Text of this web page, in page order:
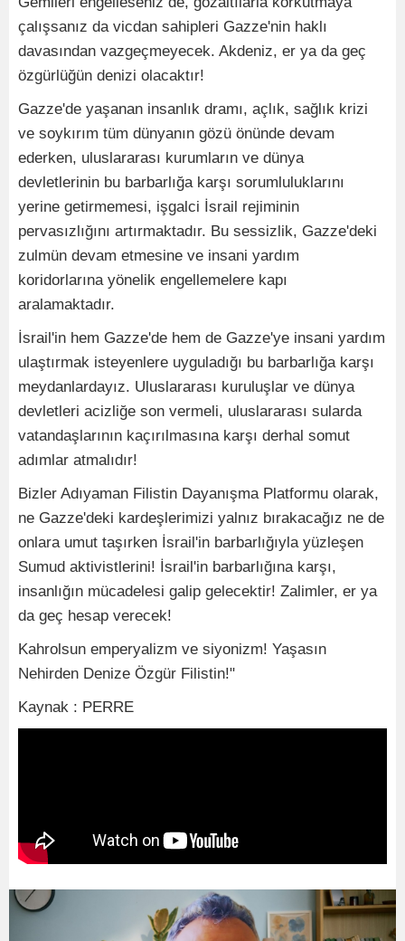
çalışsanız da vicdan sahipleri Gazze'nin haklı
davasından vazgeçmeyecek. Akdeniz, er ya da geç
özgürlüğün denizi olacaktır!
Gazze'de yaşanan insanlık dramı, açlık, sağlık krizi
ve soykırım tüm dünyanın gözü önünde devam
ederken, uluslararası kurumların ve dünya
devletlerinin bu barbarlığa karşı sorumluluklarını
yerine getirmemesi, işgalci İsrail rejiminin
pervasızlığını artırmaktadır. Bu sessizlik, Gazze'deki
zulmün devam etmesine ve insani yardım
koridorlarına yönelik engellemelere kapı
aralamaktadır.
İsrail'in hem Gazze'de hem de Gazze'ye insani yardım
ulaştırmak isteyenlere uyguladığı bu barbarlığa karşı
meydanlardayız. Uluslararası kuruluşlar ve dünya
devletleri acizliğe son vermeli, uluslararası sularda
vatandaşlarının kaçırılmasına karşı derhal somut
adımlar atmalıdır!
Bizler Adıyaman Filistin Dayanışma Platformu olarak,
ne Gazze'deki kardeşlerimizi yalnız bırakacağız ne de
onlara umut taşırken İsrail'in barbarlığıyla yüzleşen
Sumud aktivistlerini! İsrail'in barbarlığına karşı,
insanlığın mücadelesi galip gelecektir! Zalimler, er ya
da geç hesap verecek!
Kahrolsun emperyalizm ve siyonizm! Yaşasın
Nehirden Denize Özgür Filistin!"
Kaynak : PERRE